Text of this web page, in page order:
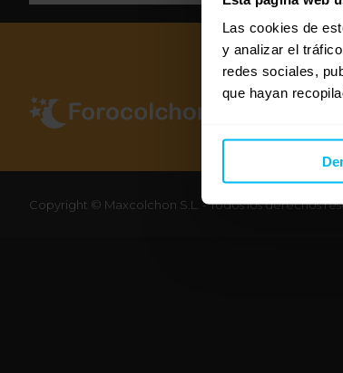
Las cookies de
y analizar el
redes sociales,
que hayan
Copyright © Maxcolchon S.L. - Todos los derechos